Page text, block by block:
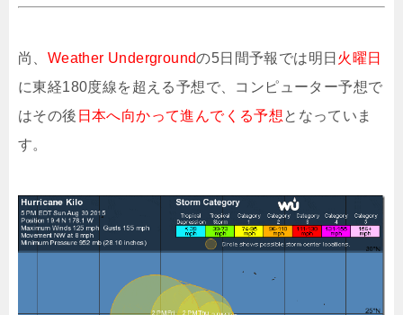
尚、 Weather Undergroundの5日間予報では明日 火曜日
に東経180度線を超える予想で、コンピューター予想で
はその後 日本へ向かって進んでくる予想となっていま
す。